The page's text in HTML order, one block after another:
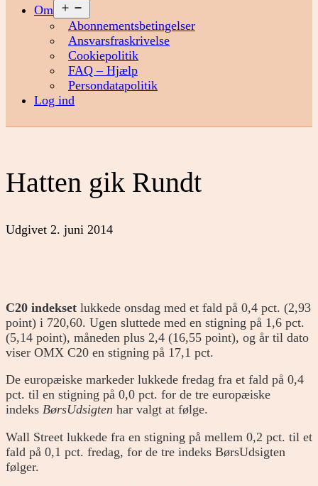
Om
menu
Abonnementsbetingelser
Ansvarsfraskrivelse
Cookiepolitik
FAQ – Hjælp
Persondatapolitik
Log ind
Hatten gik Rundt
Udgivet 2. juni 2014
C20 indekset lukkede onsdag med et fald på 0,4 pct. (2,93
point) i 720,60. Ugen sluttede med en stigning på 1,6 pct.
(5,14 point), måneden plus 2,4 (16,55 point), og år til dato
viser OMX C20 en stigning på 17,1 pct.
De europæiske markeder lukkede fredag fra et fald på 0,4
pct. til en stigning på 0,0 pct. for de tre europæiske
indeks BørsUdsigten har valgt at følge.
Wall Street lukkede fra en stigning på mellem 0,2 pct. til et
fald på 0,1 pct. fredag, for de tre indeks BørsUdsigten
følger.